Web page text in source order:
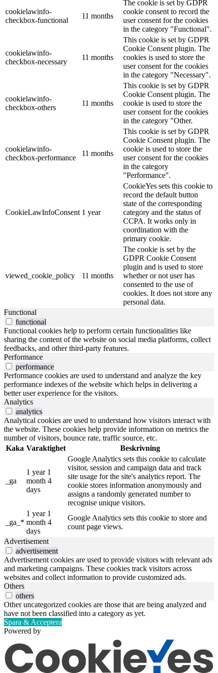
cookielawinfo-
checkbox-functional
11 months
The cookie is set by GDPR
cookie consent to record the
user consent for the cookies
in the category "Functional".
cookielawinfo-
checkbox-necessary
11 months
This cookie is set by GDPR
Cookie Consent plugin. The
cookies is used to store the
user consent for the cookies
in the category "Necessary".
cookielawinfo-
checkbox-others
11 months
This cookie is set by GDPR
Cookie Consent plugin. The
cookie is used to store the
user consent for the cookies
in the category "Other.
cookielawinfo-
checkbox-performance
11 months
This cookie is set by GDPR
Cookie Consent plugin. The
cookie is used to store the
user consent for the cookies
in the category
"Performance".
CookieLawInfoConsent 1 year
CookieYes sets this cookie to
record the default button
state of the corresponding
category and the status of
CCPA. It works only in
coordination with the
primary cookie.
viewed_cookie_policy 11 months
The cookie is set by the
GDPR Cookie Consent
plugin and is used to store
whether or not user has
consented to the use of
cookies. It does not store any
personal data.
Functional
functional
Functional cookies help to perform certain functionalities like
sharing the content of the website on social media platforms, collect
feedbacks, and other third-party features.
Performance
performance
Performance cookies are used to understand and analyze the key
performance indexes of the website which helps in delivering a
better user experience for the visitors.
Analytics
analytics
Analytical cookies are used to understand how visitors interact with
the website. These cookies help provide information on metrics the
number of visitors, bounce rate, traffic source, etc.
Kaka Varaktighet Beskrivning
_ga
1 year 1
month 4
days
Google Analytics sets this cookie to calculate
visitor, session and campaign data and track
site usage for the site's analytics report. The
cookie stores information anonymously and
assigns a randomly generated number to
recognise unique visitors.
_ga_*
1 year 1
month 4
days
Google Analytics sets this cookie to store and
count page views.
Advertisement
advertisement
Advertisement cookies are used to provide visitors with relevant ads
and marketing campaigns. These cookies track visitors across
websites and collect information to provide customized ads.
Others
others
Other uncategorized cookies are those that are being analyzed and
have not been classified into a category as yet.
Spara & Acceptera
Powered by